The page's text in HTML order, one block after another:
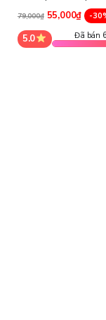
79,000₫ 55,000₫ -
5.0 Đã bán